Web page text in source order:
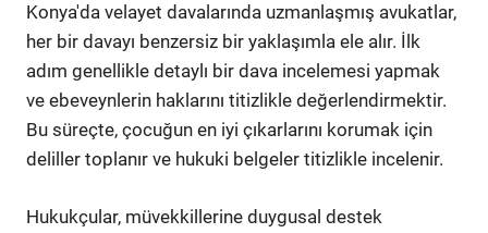
Konya'da velayet davalarında uzmanlaşmış avukatlar,
her bir davayı benzersiz bir yaklaşımla ele alır. İlk
adım genellikle detaylı bir dava incelemesi yapmak
ve ebeveynlerin haklarını titizlikle değerlendirmektir.
Bu süreçte, çocuğun en iyi çıkarlarını korumak için
deliller toplanır ve hukuki belgeler titizlikle incelenir.
Hukukçular, müvekkillerine duygusal destek